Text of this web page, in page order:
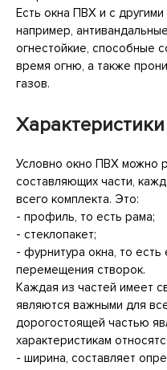
Есть окна ПВХ и с
например,
огнестойкие, способные
время огню, а также
газов.
Условно окно ПВХ можно
составляющих части,
всего комплекта. Это:
- профиль, то есть рама;
- стеклопакет;
- фурнитура окна, то
перемещения створок.
Каждая из частей имеет
являются важными для
дорогостоящей частью
характеристикам
- ширина, составляет